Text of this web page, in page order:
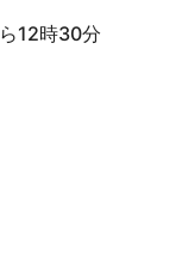
12時30分